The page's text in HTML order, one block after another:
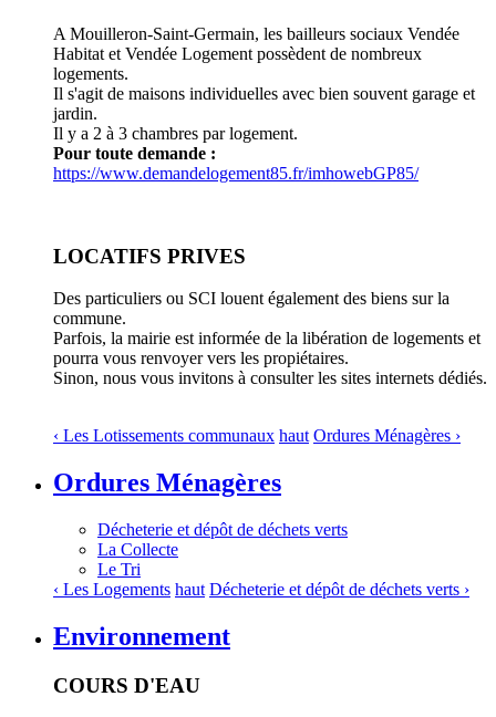
A Mouilleron-Saint-Germain, les bailleurs sociaux Vendée
Habitat et Vendée Logement possèdent de nombreux
logements.
Il s'agit de maisons individuelles avec bien souvent garage et
jardin.
Il y a 2 à 3 chambres par logement.
Pour toute demande :
https://www.demandelogement85.fr/imhowebGP85/
LOCATIFS PRIVES
Des particuliers ou SCI louent également des biens sur la
commune.
Parfois, la mairie est informée de la libération de logements et
pourra vous renvoyer vers les propiétaires.
Sinon, nous vous invitons à consulter les sites internets dédiés.
‹ Les Lotissements communaux haut Ordures Ménagères ›
Ordures Ménagères
Décheterie et dépôt de déchets verts
La Collecte
Le Tri
‹ Les Logements haut Décheterie et dépôt de déchets verts ›
Environnement
COURS D'EAU